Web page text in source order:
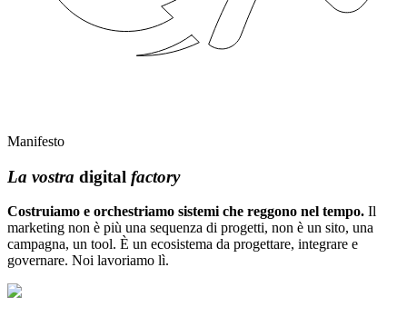
Manifesto
La vostra digital factory
Costruiamo e orchestriamo sistemi che reggono nel tempo. Il
marketing non è più una sequenza di progetti, non è un sito, una
campagna, un tool. È un ecosistema da progettare, integrare e
governare. Noi lavoriamo lì.